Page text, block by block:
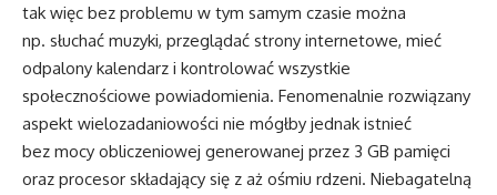
tak więc bez problemu w tym samym czasie można
np. słuchać muzyki, przeglądać strony internetowe, mieć
odpalony kalendarz i kontrolować wszystkie
społecznościowe powiadomienia. Fenomenalnie rozwiązany
aspekt wielozadaniowości nie mógłby jednak istnieć
bez mocy obliczeniowej generowanej przez 3 GB pamięci
oraz procesor składający się z aż ośmiu rdzeni. Niebagatelną